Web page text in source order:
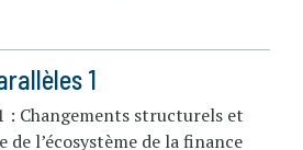
1
: Changements structurels et
de l’écosystème de la finance